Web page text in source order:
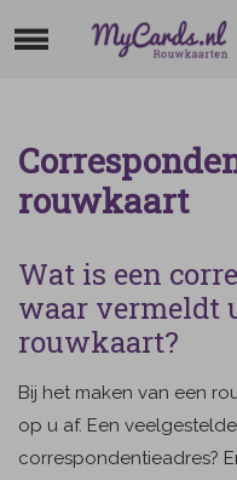
rouwkaart
Wat is een
waar vermeldt
rouwkaart?
Bij het maken van een
op u af. Een
correspondentieadres?